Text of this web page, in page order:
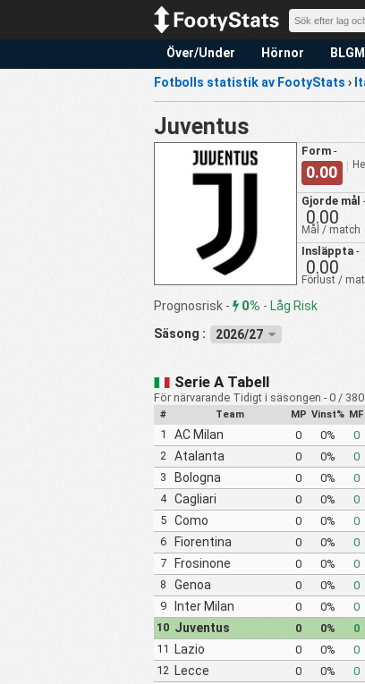
Över/Under Hörnor BLGM
Fotbolls statistik av FootyStats ›
Juventus
Form -
0.00
Gjorde mål -
0.00
Mål / match
Insläppta -
0.00
Förlust /
Prognosrisk - 0% - Låg Risk
Säsong :
2026/27
Serie A Tabell
För närvarande Tidigt i säsongen - 0 /
# Team MP Vinst% MF
1 AC Milan 0 0% 0
2
Atalanta 0 0% 0
3
Bologna 0 0% 0
4
Cagliari 0 0% 0
5
Como 0 0% 0
6
Fiorentina 0 0% 0
7
Frosinone 0 0% 0
8
Genoa 0 0% 0
9
Inter Milan 0 0% 0
10 Juventus 0 0% 0
11
Lazio 0 0% 0
12 Lecce 0 0% 0